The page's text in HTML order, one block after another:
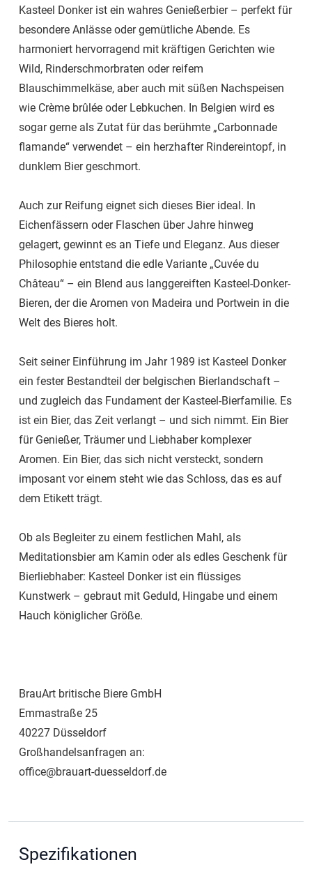
Kasteel Donker ist ein wahres Genießerbier – perfekt für
besondere Anlässe oder gemütliche Abende. Es
harmoniert hervorragend mit kräftigen Gerichten wie
Wild, Rinderschmorbraten oder reifem
Blauschimmelkäse, aber auch mit süßen Nachspeisen
wie Crème brûlée oder Lebkuchen. In Belgien wird es
sogar gerne als Zutat für das berühmte „Carbonnade
flamande“ verwendet – ein herzhafter Rindereintopf, in
dunklem Bier geschmort.
Auch zur Reifung eignet sich dieses Bier ideal. In
Eichenfässern oder Flaschen über Jahre hinweg
gelagert, gewinnt es an Tiefe und Eleganz. Aus dieser
Philosophie entstand die edle Variante „Cuvée du
Château“ – ein Blend aus langgereiften Kasteel-Donker-
Bieren, der die Aromen von Madeira und Portwein in die
Welt des Bieres holt.
Seit seiner Einführung im Jahr 1989 ist Kasteel Donker
ein fester Bestandteil der belgischen Bierlandschaft –
und zugleich das Fundament der Kasteel-Bierfamilie. Es
ist ein Bier, das Zeit verlangt – und sich nimmt. Ein Bier
für Genießer, Träumer und Liebhaber komplexer
Aromen. Ein Bier, das sich nicht versteckt, sondern
imposant vor einem steht wie das Schloss, das es auf
dem Etikett trägt.
Ob als Begleiter zu einem festlichen Mahl, als
Meditationsbier am Kamin oder als edles Geschenk für
Bierliebhaber: Kasteel Donker ist ein flüssiges
Kunstwerk – gebraut mit Geduld, Hingabe und einem
Hauch königlicher Größe.
BrauArt britische Biere GmbH
Emmastraße 25
40227 Düsseldorf
Großhandelsanfragen an:
office@brauart-duesseldorf.de
Spezifikationen